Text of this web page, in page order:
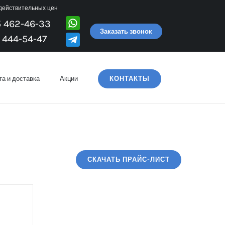
цен
462-46-33
444-54-47
Заказать звонок
и доставка Акции КОНТАКТЫ
СКАЧАТЬ ПРАЙС-ЛИСТ